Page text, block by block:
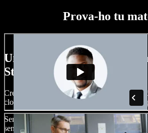
Prova-ho tu
Un tastet del que pots fer
Studio.
Crea dobl. de veu, afegeix imatges, àudio,
clona veus i munta projectes multimèdia
Sense corba d’aprenentatge, tot al
sense els límits de sempre.